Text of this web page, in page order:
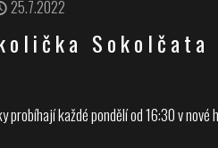
25.7.2022
Sokolčata
každé pondělí od 16:30 v nové